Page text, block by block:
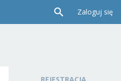
Zaloguj się